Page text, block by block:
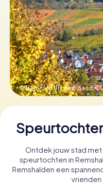
IT
NL
Koop
© Bernhard Uff dem Sand,
Ontdek jouw stad
speurtochten in
Remshalden een
vrienden